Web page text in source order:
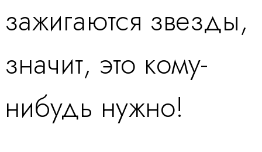
зажигаются звезды,
значит, это кому-
нибудь нужно!